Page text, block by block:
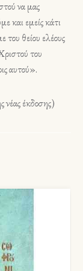
να μας
και εμείς κάτι
θείου ελέους
του
αυτού».
νέας έκδοσης)